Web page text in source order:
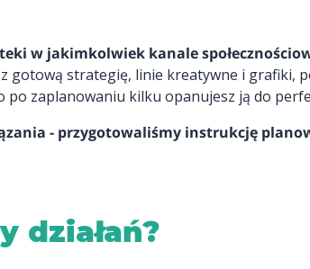
w jakimkolwiek kanale
gotową strategię, linie kreatywne i grafiki,
zaplanowaniu kilku opanujesz ją do
- przygotowaliśmy instrukcję
działań?